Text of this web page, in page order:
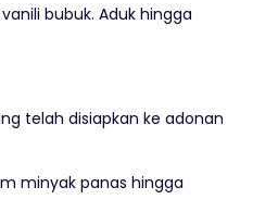
bubuk. Aduk hingga
telah disiapkan ke adonan
minyak panas hingga